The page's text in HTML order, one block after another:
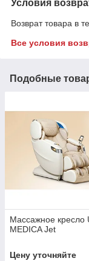
Условия
Возврат товара в
Все условия
Подобные
Массажное кресло
MEDICA Jet
Цену уточняйте